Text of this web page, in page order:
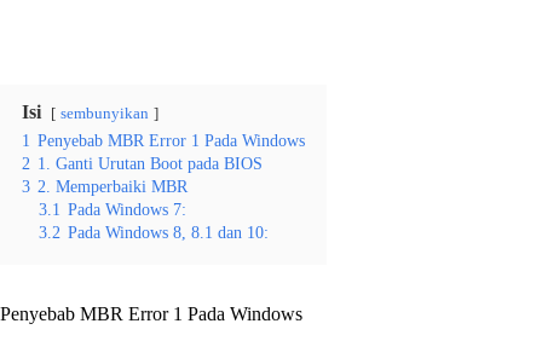
Isi sembunyikan
1 Penyebab MBR Error 1 Pada Windows
2 1. Ganti Urutan Boot pada BIOS
3 2. Memperbaiki MBR
3.1 Pada Windows 7:
3.2 Pada Windows 8, 8.1 dan 10:
Penyebab MBR Error 1 Pada Windows